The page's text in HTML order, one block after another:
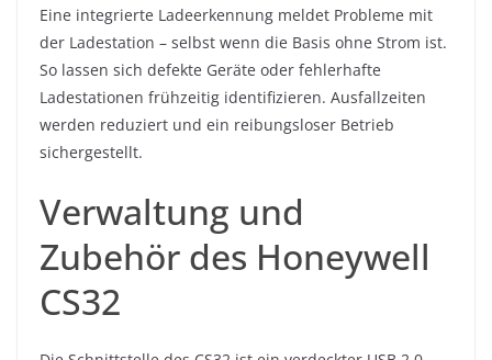
Eine integrierte Ladeerkennung meldet Probleme mit
der Ladestation – selbst wenn die Basis ohne Strom ist.
So lassen sich defekte Geräte oder fehlerhafte
Ladestationen frühzeitig identifizieren. Ausfallzeiten
werden reduziert und ein reibungsloser Betrieb
sichergestellt.
Verwaltung und
Zubehör des Honeywell
CS32